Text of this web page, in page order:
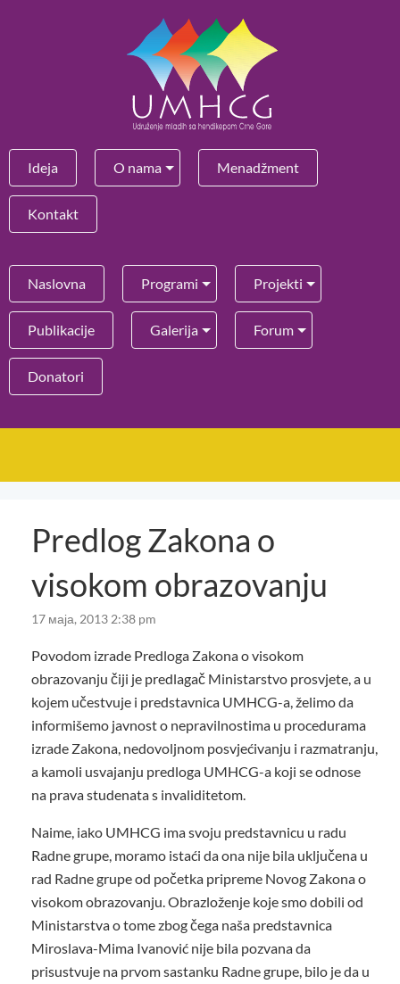
Ideja O nama Menadžment
Kontakt
Naslovna Programi Projekti
Publikacije Galerija Forum
Donatori
Predlog Zakona o
visokom obrazovanju
17 маја, 2013 2:38 pm
Povodom izrade Predloga Zakona o visokom
obrazovanju čiji je predlagač Ministarstvo prosvjete, a u
kojem učestvuje i predstavnica UMHCG-a, želimo da
informišemo javnost o nepravilnostima u procedurama
izrade Zakona, nedovoljnom posvjećivanju i razmatranju,
a kamoli usvajanju predloga UMHCG-a koji se odnose
na prava studenata s invaliditetom.
Naime, iako UMHCG ima svoju predstavnicu u radu
Radne grupe, moramo istaći da ona nije bila uključena u
rad Radne grupe od početka pripreme Novog Zakona o
visokom obrazovanju. Obrazloženje koje smo dobili od
Ministarstva o tome zbog čega naša predstavnica
Miroslava-Mima Ivanović nije bila pozvana da
prisustvuje na prvom sastanku Radne grupe, bilo je da u